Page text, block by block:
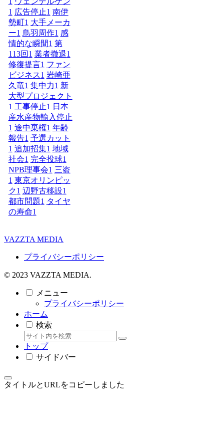
1 広告停止1 南伊
勢町1 大手メーカ
ー1 鳥羽周作1 感
情的な瞬間1 第
113回 1 業者撤退1
修復提言1 ファン
ビジネス1 岩崎亜
久竜1 集中力1 新
大型プロジェクト
1 工事停止1 日本
産水産物輸入停止
1 途中棄権1 年齢
報告1 予選カット
1 追加招集1 地域
社会1 完全投球1
NPB理事会1 三盗
1 東京オリンピッ
ク1 辺野古移設1
都市問題1 タイヤ
の寿命1
VAZZTA MEDIA
プライバシーポリシー
© 2023 VAZZTA MEDIA.
メニュー
プライバシーポリシー
ホーム
検索
トップ
サイドバー
タイトルとURLをコピーしました